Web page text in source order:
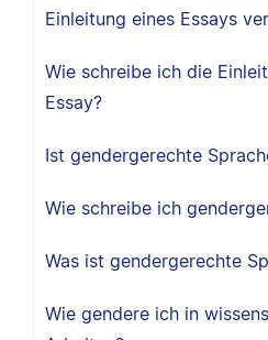
Einleitung eines Essays
Wie schreibe ich die
Essay?
Ist gendergerechte
Wie schreibe ich
Was ist gendergerechte
Wie gendere ich in